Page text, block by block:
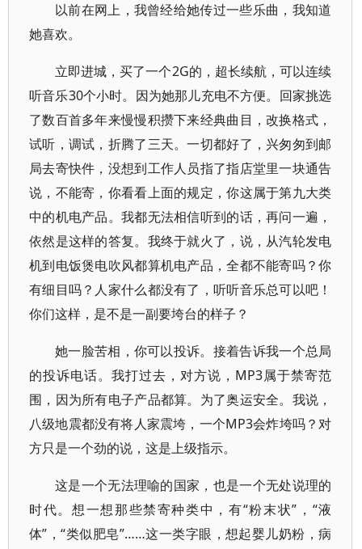
以前在网上，我曾经给她传过一些乐曲，我知道
她喜欢。
立即进城，买了一个2G的，超长续航，可以连续
听音乐30个小时。因为她那儿充电不方便。回家挑选
了数百首多年来慢慢积攒下来经典曲目，改换格式，
试听，调试，折腾了三天。一切都好了，兴匆匆到邮
局去寄快件，没想到工作人员指了指店堂里一块通告
说，不能寄，你看看上面的规定，你这属于第九大类
中的机电产品。我都无法相信听到的话，再问一遍，
依然是这样的答复。我终于就火了，说，从汽轮发电
机到电饭煲电吹风都算机电产品，全都不能寄吗？你
有细目吗？人家什么都没有了，听听音乐总可以吧！
你们这样，是不是一副要垮台的样子？
她一脸苦相，你可以投诉。接着告诉我一个总局
的投诉电话。我打过去，对方说，MP3属于禁寄范
围，因为所有电子产品都算。为了奥运安全。我说，
八级地震都没有将人家震垮，一个MP3会炸垮吗？对
方只是一个劲的说，这是上级指示。
这是一个无法理喻的国家，也是一个无处说理的
时代。想一想那些禁寄种类中，有“粉末状”，“液
体”，“类似肥皂”……这一类字眼，想起婴儿奶粉，病